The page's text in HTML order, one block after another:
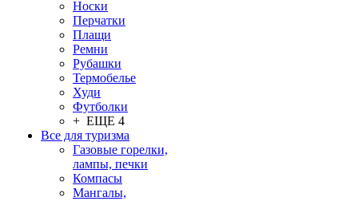
Носки
Перчатки
Плащи
Ремни
Рубашки
Термобелье
Худи
Футболки
+ ЕЩЕ 4
Все для туризма
Газовые горелки,
лампы, печки
Компасы
Мангалы,